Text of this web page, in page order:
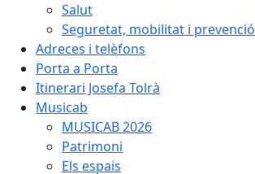
Salut
Seguretat, mobilitat i prevenció
Adreces i telèfons
Porta a Porta
Itinerari Josefa Tolrà
Musicab
MUSICAB 2026
Patrimoni
Els espais